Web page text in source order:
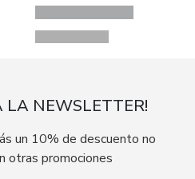
LA NEWSLETTER!
un 10% de descuento no
otras promociones